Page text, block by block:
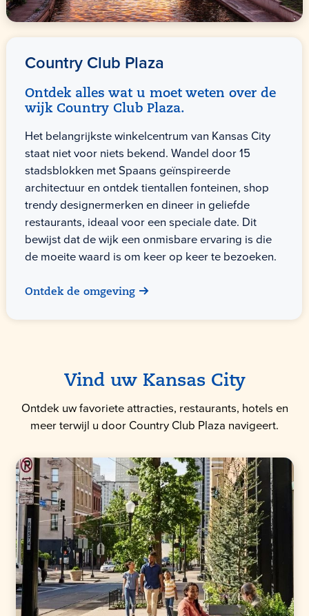
Country Club Plaza
Ontdek alles wat u moet weten over de
wijk Country Club Plaza.
Het belangrijkste winkelcentrum van Kansas City
staat niet voor niets bekend. Wandel door 15
stadsblokken met Spaans geïnspireerde
architectuur en ontdek tientallen fonteinen, shop
trendy designermerken en dineer in geliefde
restaurants, ideaal voor een speciale date. Dit
bewijst dat de wijk een onmisbare ervaring is die
de moeite waard is om keer op keer te bezoeken.
Ontdek de omgeving
Vind uw Kansas City
Ontdek uw favoriete attracties, restaurants, hotels en
meer terwijl u door Country Club Plaza navigeert.